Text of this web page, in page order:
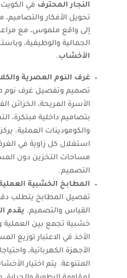
النجار المحترف في
تحويل الأفكار
إلى واقع ملموس، مع
الجمالية والوظيفية،
الأخشاب.
غرف النوم العصرية
تصميم وتفصيل غرف نوم
الأسرة المريحة، الخزائن
بتصاميم داخلية مبتكرة،
والكومودينات العملية.
استغلال كل زاوية في
مساحات التخزين دون
التصميم.
المطابخ الخشبية العملية
تفصيل المطابخ يتطلب
القياس والتصميم. يقدم
خشبية تجمع بين العملية
الأخذ في الاعتبار توزيع
الأجهزة الكهربائية،
المتنوعة. يتم اختيار